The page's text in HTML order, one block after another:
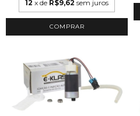
12 x de R$9,62 sem juros